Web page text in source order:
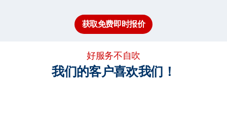
获取免费即时报价
好服务不自吹
我们的客户喜欢我们！